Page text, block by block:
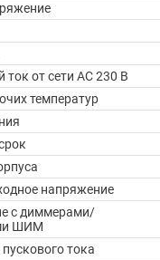
от сети AC 230 В
температур
напряжение
с диммерами/
ШИМ
тока